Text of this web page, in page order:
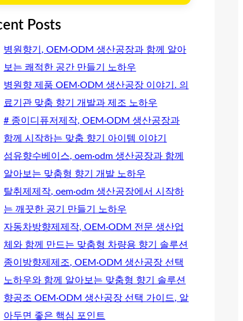
Posts
병원향기, OEM·ODM 생산공장과 함께 알아
보는 쾌적한 공간 만들기 노하우
병원향 제품 OEM·ODM 생산공장 이야기. 의
료기관 맞춤 향기 개발과 제조 노하우
# 종이디퓨저제작, OEM·ODM 생산공장과
함께 시작하는 맞춤 향기 아이템 이야기
섬유향수베이스, oem·odm 생산공장과 함께
알아보는 맞춤형 향기 개발 노하우
탈취제제작, oem·odm 생산공장에서 시작하
는 깨끗한 공기 만들기 노하우
자동차방향제제작, OEM·ODM 전문 생산업
체와 함께 만드는 맞춤형 차량용 향기 솔루션
종이방향제제조, OEM·ODM 생산공장 선택
노하우와 함께 알아보는 맞춤형 향기 솔루션
향공조 OEM·ODM 생산공장 선택 가이드, 알
아두면 좋은 핵심 포인트